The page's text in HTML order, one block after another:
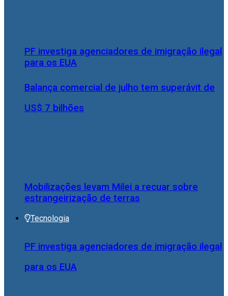
Balança comercial de julho tem superávit de
US$ 7 bilhões
PF investiga agenciadores de imigração ilegal
para os EUA
PF investiga agenciadores de imigração ilegal
para os EUA
Mobilizações levam Milei a recuar sobre
estrangeirização de terras
Tecnologia